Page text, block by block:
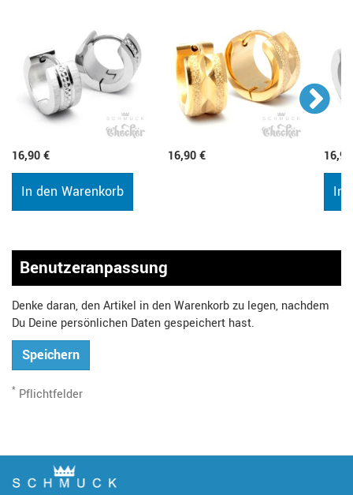
16,90 €
In den Warenkorb
16,90 €
In
Benutzeranpassung
Denke daran, den Artikel in den Warenkorb zu legen, nachdem
Du Deine persönlichen Daten gespeichert hast.
Speichern
* Pflichtfelder